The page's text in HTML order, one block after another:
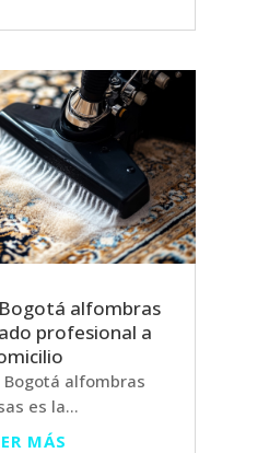
alfombras
profesional a
Bogotá alfombras
es la...
MÁS